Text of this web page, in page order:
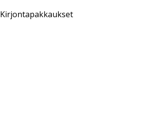
Kirjontapakkaukset